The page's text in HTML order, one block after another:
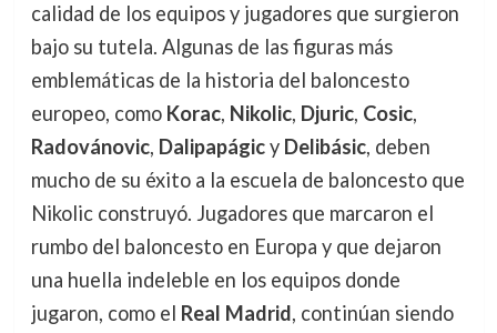
calidad de los equipos y jugadores que surgieron
bajo su tutela. Algunas de las figuras más
emblemáticas de la historia del baloncesto
europeo, como Korac, Nikolic, Djuric, Cosic,
Radovánovic, Dalipapágicy Delibásic, deben
mucho de su éxito a la escuela de baloncesto que
Nikolic construyó. Jugadores que marcaron el
rumbo del baloncesto en Europa y que dejaron
una huella indeleble en los equipos donde
jugaron, como el Real Madrid, continúan siendo